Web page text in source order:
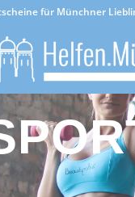
für Münchner